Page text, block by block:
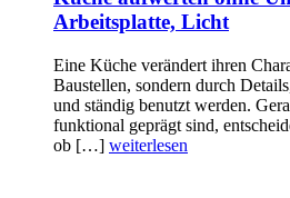
Arbeitsplatte, Licht
Eine Küche verändert ihren
Baustellen, sondern durch
und ständig benutzt werden.
funktional geprägt sind,
ob […] weiterlesen